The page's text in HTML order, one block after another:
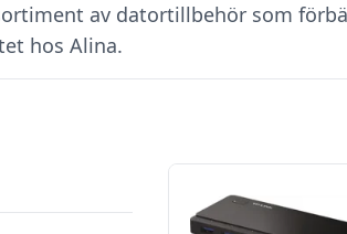
av datortillbehör som
hos Alina.
Produkter